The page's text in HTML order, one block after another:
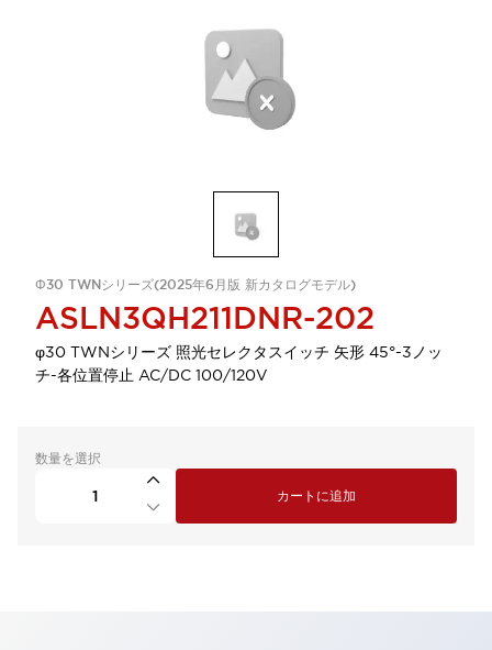
Φ30 TWNシリーズ(2025年6月版 新カタログモデル)
ASLN3QH211DNR-202
φ30 TWNシリーズ 照光セレクタスイッチ 矢形 45°-3ノッ
チ-各位置停止 AC/DC 100/120V
数量を選択
カートに追加